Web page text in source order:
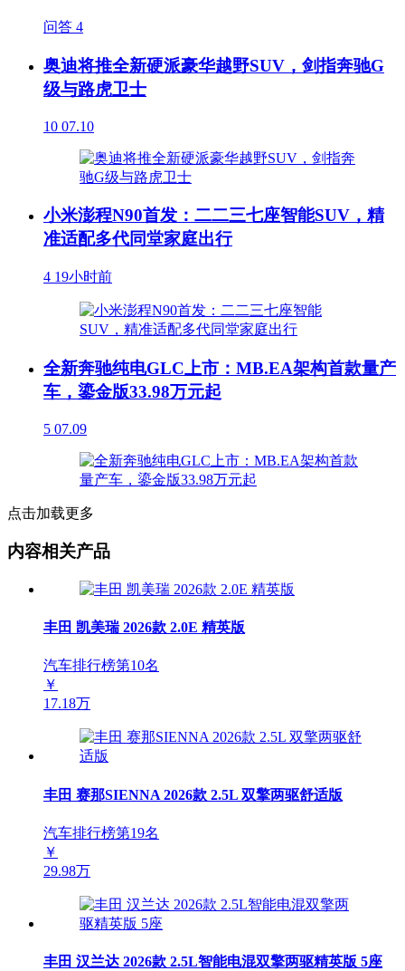
问答 4
奥迪将推全新硬派豪华越野SUV，剑指奔驰G
级与路虎卫士
10 07.10
小米澎程N90首发：二二三七座智能SUV，精
准适配多代同堂家庭出行
4 19小时前
全新奔驰纯电GLC上市：MB.EA架构首款量产
车，鎏金版33.98万元起
5 07.09
点击加载更多
内容相关产品
丰田 凯美瑞 2026款 2.0E 精英版
汽车排行榜第10名
￥
17.18万
丰田 赛那SIENNA 2026款 2.5L 双擎两驱舒适版
汽车排行榜第19名
￥
29.98万
丰田 汉兰达 2026款 2.5L智能电混双擎两驱精英版 5座